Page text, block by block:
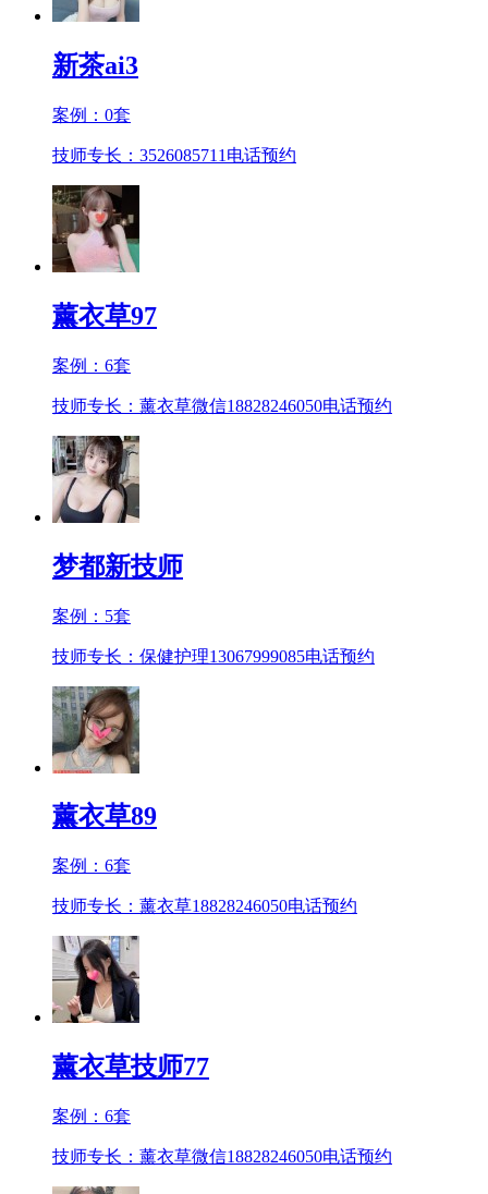
新茶ai3
案例： 0套
技师专长：3526085711 电话预约
薰衣草97
案例： 6套
技师专长：薰衣草微信18828246050电话预约
梦都新技师
案例： 5套
技师专长：保健护理13067999085电话预约
薰衣草89
案例： 6套
技师专长：薰衣草18828246050电话预约
薰衣草技师77
案例： 6套
技师专长：薰衣草微信18828246050电话预约